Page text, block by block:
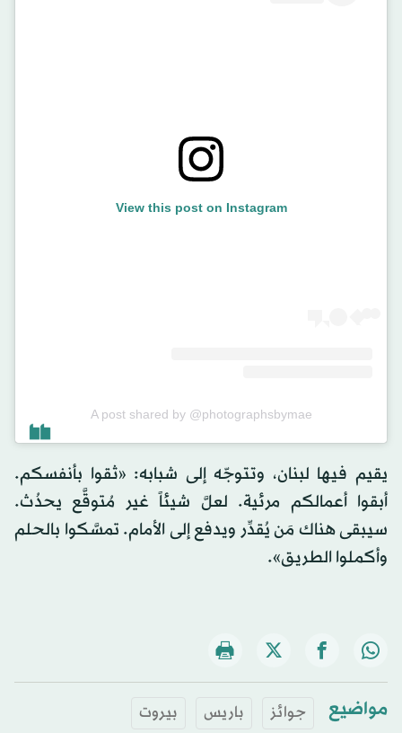
View this post on Instagram
A post shared by @photographsbymae
يقيم فيها لبنان، وتتوجّه إلى شبابه: «ثقوا بأنفسكم.
أبقوا أعمالكم مرئية. لعلَّ شيئاً غير مُتوقَّع يحدُث.
سيبقى هناك مَن يُقدِّر ويدفع إلى الأمام. تمسَّكوا بالحلم
وأكملوا الطريق».
مواضيع جوائز باريس
بيروت